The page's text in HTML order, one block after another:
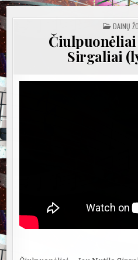
POSTED
IN
DAINŲ
Čiulpuonėliai
Sirgaliai